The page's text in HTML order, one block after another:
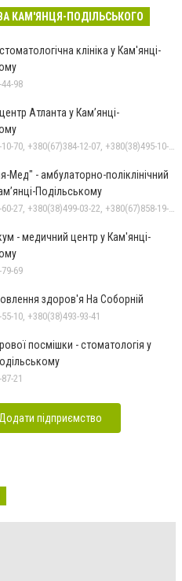
КАМ'ЯНЦЯ-ПОДІЛЬСЬКОГО
клініка у Кам'янці-
98
Атланта у Кам’янці-
+380(38)495-10-70, +380(67)384-12-07, +380(38)495-10-80
Мед" - амбулаторно-поліклінічний
Подільському
+380(38)495-60-27, +380(38)499-03-22, +380(67)858-19-75
- медичний центр у Кам'янці-
69
здоров'я На Соборній
10, +380(38)493-93-41
посмішки - стоматологія у
21
Додати підприємство